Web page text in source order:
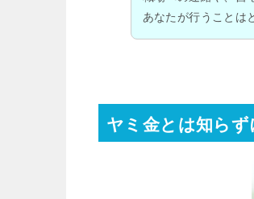
あなたが行うことは
ヤミ金とは知ら